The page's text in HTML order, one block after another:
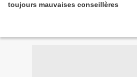
toujours mauvaises conseillères